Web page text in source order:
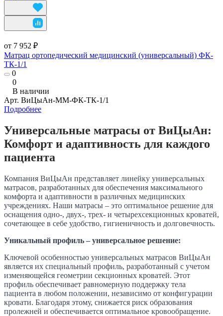
от 7 952 ₽
Матрац ортопедический медицинский (универсальный) ФК-
ТК-1/1
0
0
В наличии
Арт. ВиЦыАн-ММ-ФК-ТК-1/1
Подробнее
Универсальные матрасы от ВиЦыАн:
Комфорт и адаптивность для каждого
пациента
Компания ВиЦыАн представляет линейку универсальных
матрасов, разработанных для обеспечения максимального
комфорта и адаптивности в различных медицинских
учреждениях. Наши матрасы – это оптимальное решение для
оснащения одно-, двух-, трех- и четырехсекционных кроватей,
сочетающее в себе удобство, гигиеничность и долговечность.
Уникальный профиль – универсальное решение:
Ключевой особенностью универсальных матрасов ВиЦыАн
является их специальный профиль, разработанный с учетом
изменяющейся геометрии секционных кроватей. Этот
профиль обеспечивает равномерную поддержку тела
пациента в любом положении, независимо от конфигурации
кровати. Благодаря этому, снижается риск образования
пролежней и обеспечивается оптимальное кровообращение.